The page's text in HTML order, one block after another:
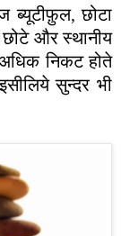
ब्यूटीफ़ुल, छोटा
और स्थानीय
निकट होते
सुन्दर भी